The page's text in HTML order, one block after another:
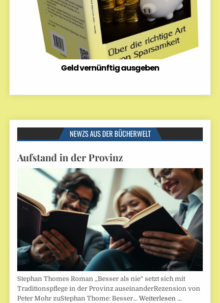
Geld vernünftig ausgeben
NEWZS AUS DER BÜCHERWELT
Aufstand in der Provinz
Stephan Thomes Roman „Besser als nie“ setzt sich mit
Traditionspflege in der Provinz auseinanderRezension von
Peter Mohr zuStephan Thome: Besser…Weiterlesen …